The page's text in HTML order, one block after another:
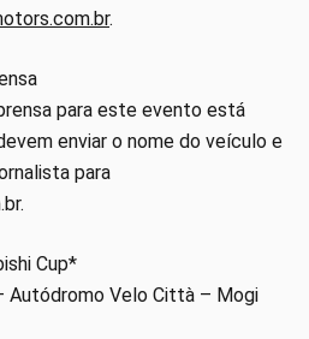
.
para este evento está
enviar o nome do veículo e
para
Cup*
Autódromo Velo Città – Mogi